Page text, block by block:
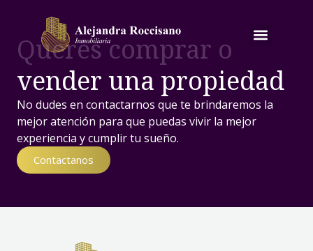
Queres comprar o
vender una propiedad
No dudes en contactarnos que te brindaremos la
mejor atención para que puedas vivir la mejor
experiencia y cumplir tu sueño.
Contactanos